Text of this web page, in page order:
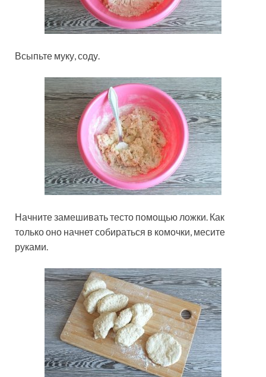
Всыпьте муку, соду.
Начните замешивать тесто помощью ложки. Как
только оно начнет собираться в комочки, месите
руками.